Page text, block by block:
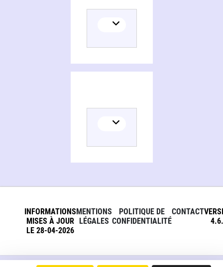
INFORMATIONS
MISES À JOUR
LE 28-04-2026
MENTIONS
LÉGALES
POLITIQUE DE
CONFIDENTIALITÉ
CONTACT